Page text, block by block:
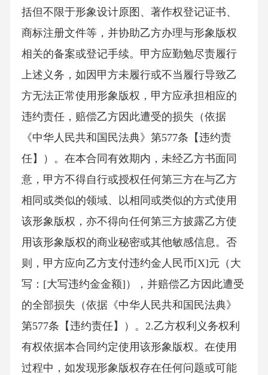
括但不限于形象设计原图、著作权登记证书、
商标注册文件等，并协助乙方办理与形象版权
相关的备案或登记手续。甲方应勤勉尽责履行
上述义务，如因甲方未履行或不当履行导致乙
方无法正常使用形象版权，甲方应承担相应的
违约责任，赔偿乙方因此遭受的损失（依据
《中华人民共和国民法典》第577条【违约责
任】）。在本合同有效期内，未经乙方书面同
意，甲方不得自行或授权任何第三方在与乙方
相同或类似的领域、以相同或类似的方式使用
该形象版权，亦不得向任何第三方披露乙方使
用该形象版权的商业秘密或其他敏感信息。否
则，甲方应向乙方支付违约金人民币[X]元（大
写：[大写违约金金额]），并赔偿乙方因此遭受
的全部损失（依据《中华人民共和国民法典》
第577条【违约责任】）。2.乙方权利义务权利
有权依据本合同约定使用该形象版权。在使用
过程中，如发现形象版权存在任何问题或可能